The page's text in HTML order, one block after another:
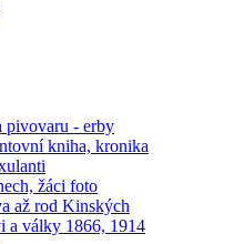
pivovaru - erby
kniha, kronika
žáci foto
až rod Kinských
a války 1866, 1914